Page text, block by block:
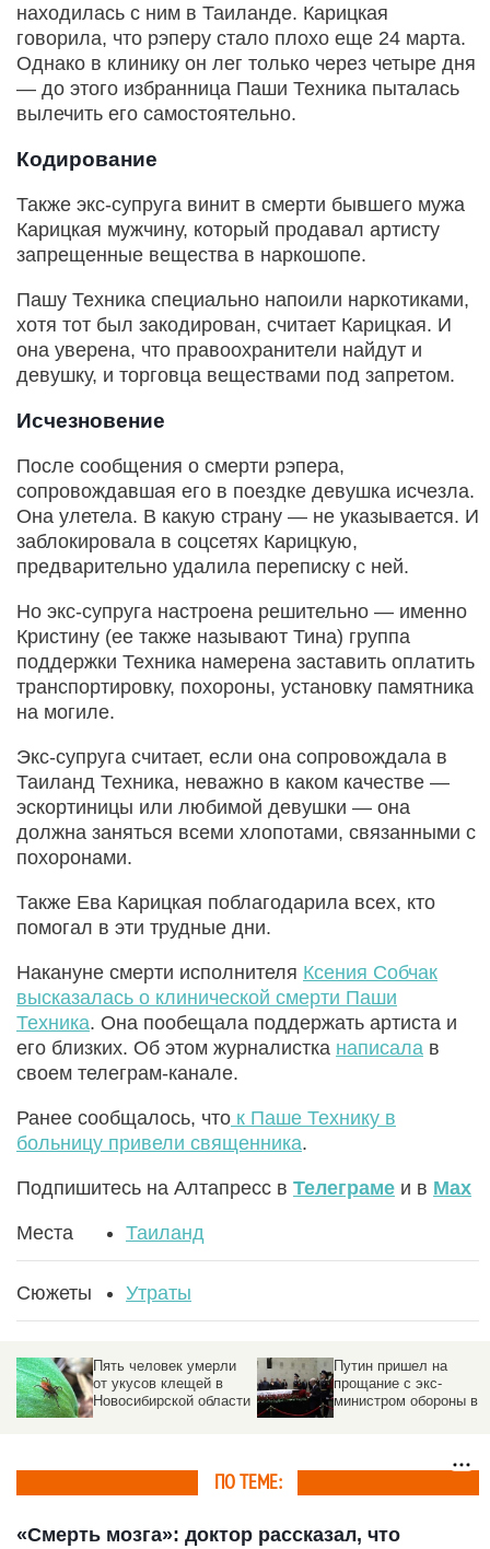
находилась с ним в Таиланде. Карицкая
говорила, что рэперу стало плохо еще 24 марта.
Однако в клинику он лег только через четыре дня
— до этого избранница Паши Техника пыталась
вылечить его самостоятельно.
Кодирование
Также экс-супруга винит в смерти бывшего мужа
Карицкая мужчину, который продавал артисту
запрещенные вещества в наркошопе.
Пашу Техника специально напоили наркотиками,
хотя тот был закодирован, считает Карицкая. И
она уверена, что правоохранители найдут и
девушку, и торговца веществами под запретом.
Исчезновение
После сообщения о смерти рэпера,
сопровождавшая его в поездке девушка исчезла.
Она улетела. В какую страну — не указывается. И
заблокировала в соцсетях Карицкую,
предварительно удалила переписку с ней.
Но экс-супруга настроена решительно — именно
Кристину (ее также называют Тина) группа
поддержки Техника намерена заставить оплатить
транспортировку, похороны, установку памятника
на могиле.
Экс-супруга считает, если она сопровождала в
Таиланд Техника, неважно в каком качестве —
эскортиницы или любимой девушки — она
должна заняться всеми хлопотами, связанными с
похоронами.
Также Ева Карицкая поблагодарила всех, кто
помогал в эти трудные дни.
Накануне смерти исполнителя Ксения Собчак
высказалась о клинической смерти Паши
Техника. Она пообещала поддержать артиста и
его близких. Об этом журналистка написала в
своем телеграм-канале.
Ранее сообщалось, что к Паше Технику в
больницу привели священника.
Подпишитесь на Алтапресс в Телеграме и в Max
Места Таиланд
Сюжеты Утраты
Пять человек умерли
от укусов клещей в
Новосибирской области
Путин пришел на
прощание с экс-
министром обороны в
ПО ТЕМЕ:
«Смерть мозга»: доктор рассказал, что